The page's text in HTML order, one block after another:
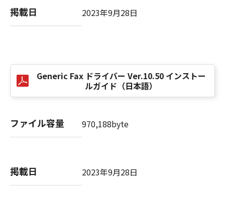
computer software" and "commercial
computer software documentation," as such
all U.S. Government End Users shall acquire
the SOFTWARE with only those rights set
forth herein. The manufacturer is Canon
本条項中で使用される"the SOFTWARE"とは、
本契約書中で定義される「本ソフトウェア」を
10．分離可能性
本契約書のいずれかの条項またはその一部が法
掲載日 2023年9月28日
Generic Fax ドライバー Ver.10.50 インストー
ルガイド（日本語）
ファイル容量 970,188byte
掲載日 2023年9月28日